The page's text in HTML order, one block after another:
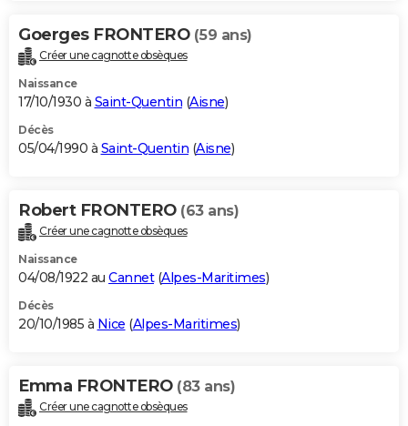
Goerges FRONTERO (59 ans)
Créer une cagnotte obsèques
Naissance
17/10/1930 à Saint-Quentin (Aisne)
Décès
05/04/1990 à Saint-Quentin (Aisne)
Robert FRONTERO (63 ans)
Créer une cagnotte obsèques
Naissance
04/08/1922 au Cannet(Alpes-Maritimes)
Décès
20/10/1985 à Nice (Alpes-Maritimes)
Emma FRONTERO (83 ans)
Créer une cagnotte obsèques